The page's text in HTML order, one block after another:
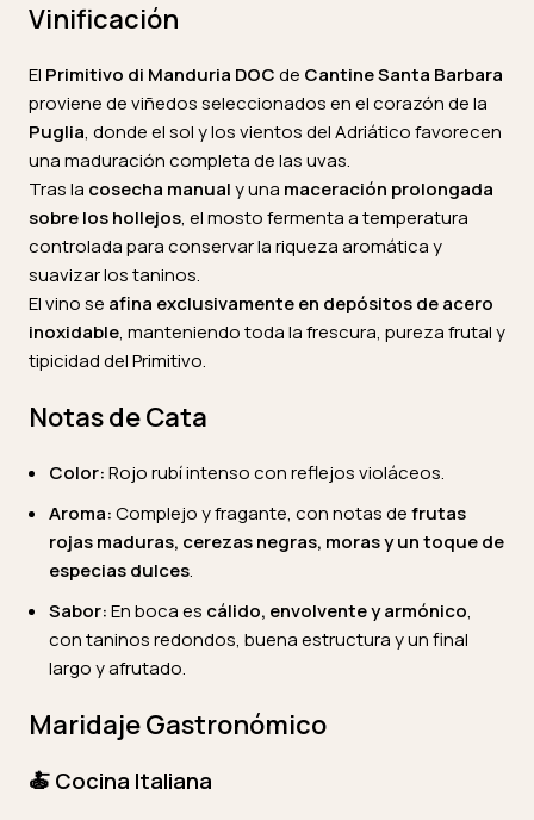
Vinificación
El Primitivo di Manduria DOCde Cantine Santa Barbara
proviene de viñedos seleccionados en el corazón de la
Puglia, donde el sol y los vientos del Adriático favorecen
una maduración completa de las uvas.
Tras la cosecha manualy una maceración prolongada
sobre los hollejos, el mosto fermenta a temperatura
controlada para conservar la riqueza aromática y
suavizar los taninos.
El vino se afina exclusivamente en depósitos de acero
inoxidable, manteniendo toda la frescura, pureza frutal y
tipicidad del Primitivo.
Notas de Cata
Color:Rojo rubí intenso con reflejos violáceos.
Aroma:Complejo y fragante, con notas defrutas
rojas maduras, cerezas negras, moras y un toque de
especias dulces.
Sabor:En boca es cálido, envolvente y armónico,
con taninos redondos, buena estructura y un final
largo y afrutado.
Maridaje Gastronómico
🍝 Cocina Italiana